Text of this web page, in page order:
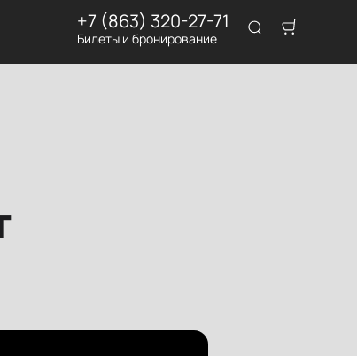
+7 (863) 320-27-71
Билеты и бронирование